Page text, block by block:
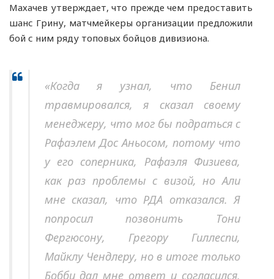
Махачев утверждает, что прежде чем предоставить
шанс Грину, матчмейкеры организации предложили
бой с ним ряду топовых бойцов дивизиона.
«Когда я узнал, что Бенил
травмировался, я сказал своему
менеджеру, что мог бы подраться с
Рафаэлем Дос Аньосом, потому что
у его соперника, Рафаэля Физиева,
как раз проблемы с визой, но Али
мне сказал, что РДА отказался. Я
попросил позвонить Тони
Фергюсону, Грегору Гиллеспи,
Майклу Чендлеру, но в итоге только
Бобби дал мне ответ и согласился.